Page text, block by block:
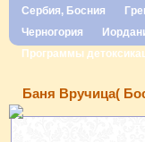
Сербия, Босния
Черногория
Программы
Баня Вручица(